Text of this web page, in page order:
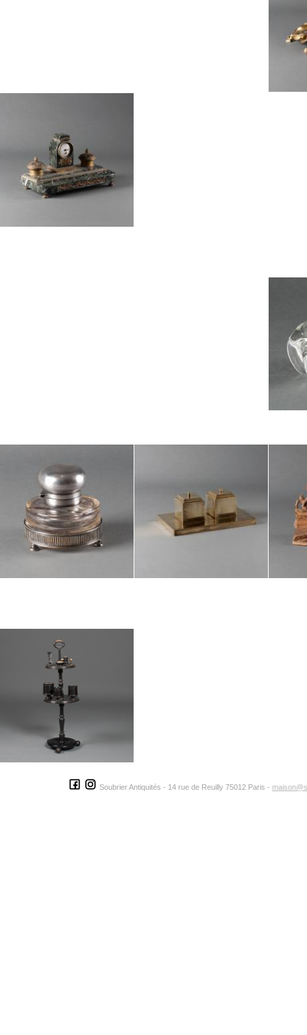
Soubrier Antiquités - 14 rue de Reuilly 75012 Paris -